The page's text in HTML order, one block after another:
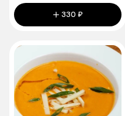
330 ₽